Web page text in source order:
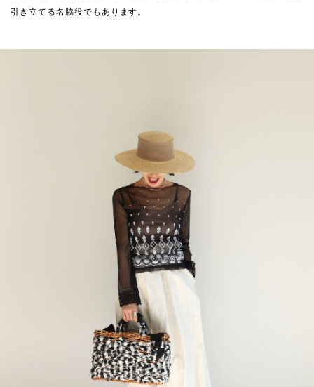
引き立てる名脇役でもあります。